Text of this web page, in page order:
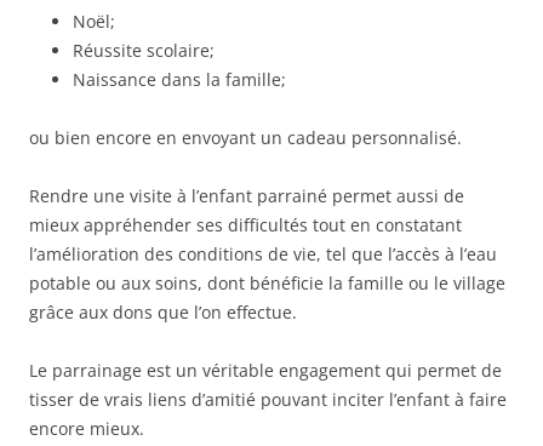
Noël;
Réussite scolaire;
Naissance dans la famille;
ou bien encore en envoyant un cadeau personnalisé.
Rendre une visite à l’enfant parrainé permet aussi de
mieux appréhender ses difficultés tout en constatant
l’amélioration des conditions de vie, tel que l’accès à l’eau
potable ou aux soins, dont bénéficie la famille ou le village
grâce aux dons que l’on effectue.
Le parrainage est un véritable engagement qui permet de
tisser de vrais liens d’amitié pouvant inciter l’enfant à faire
encore mieux.